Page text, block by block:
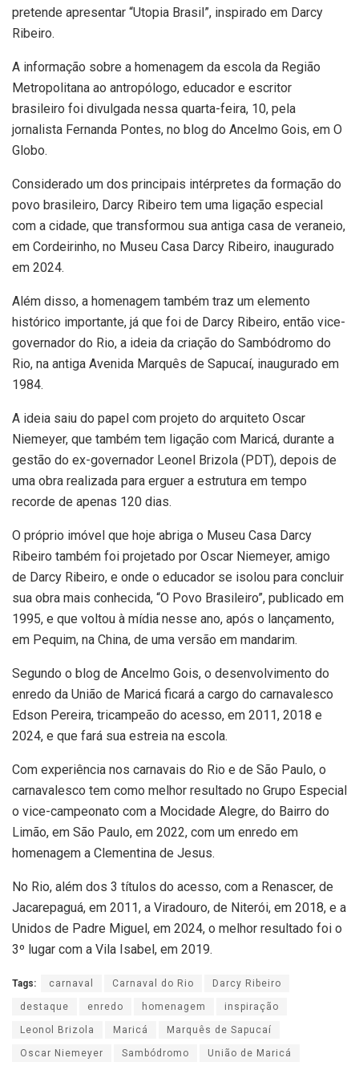
pretende apresentar “Utopia Brasil”, inspirado em Darcy
Ribeiro.
A informação sobre a homenagem da escola da Região
Metropolitana ao antropólogo, educador e escritor
brasileiro foi divulgada nessa quarta-feira, 10, pela
jornalista Fernanda Pontes, no blog do Ancelmo Gois, em O
Globo.
Considerado um dos principais intérpretes da formação do
povo brasileiro, Darcy Ribeiro tem uma ligação especial
com a cidade, que transformou sua antiga casa de veraneio,
em Cordeirinho, no Museu Casa Darcy Ribeiro, inaugurado
em 2024.
Além disso, a homenagem também traz um elemento
histórico importante, já que foi de Darcy Ribeiro, então vice-
governador do Rio, a ideia da criação do Sambódromo do
Rio, na antiga Avenida Marquês de Sapucaí, inaugurado em
1984.
A ideia saiu do papel com projeto do arquiteto Oscar
Niemeyer, que também tem ligação com Maricá, durante a
gestão do ex-governador Leonel Brizola (PDT), depois de
uma obra realizada para erguer a estrutura em tempo
recorde de apenas 120 dias.
O próprio imóvel que hoje abriga o Museu Casa Darcy
Ribeiro também foi projetado por Oscar Niemeyer, amigo
de Darcy Ribeiro, e onde o educador se isolou para concluir
sua obra mais conhecida, “O Povo Brasileiro”, publicado em
1995, e que voltou à mídia nesse ano, após o lançamento,
em Pequim, na China, de uma versão em mandarim.
Segundo o blog de Ancelmo Gois, o desenvolvimento do
enredo da União de Maricá ficará a cargo do carnavalesco
Edson Pereira, tricampeão do acesso, em 2011, 2018 e
2024, e que fará sua estreia na escola.
Com experiência nos carnavais do Rio e de São Paulo, o
carnavalesco tem como melhor resultado no Grupo Especial
o vice-campeonato com a Mocidade Alegre, do Bairro do
Limão, em São Paulo, em 2022, com um enredo em
homenagem a Clementina de Jesus.
No Rio, além dos 3 títulos do acesso, com a Renascer, de
Jacarepaguá, em 2011, a Viradouro, de Niterói, em 2018, e a
Unidos de Padre Miguel, em 2024, o melhor resultado foi o
3º lugar com a Vila Isabel, em 2019.
Tags: carnaval Carnaval do Rio Darcy Ribeiro
destaque enredo homenagem inspiração
Leonol Brizola Maricá Marquês de Sapucaí
Oscar Niemeyer Sambódromo União de Maricá